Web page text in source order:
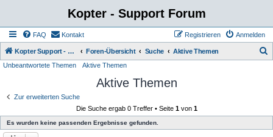
Kopter - Support Forum
FAQ Kontakt Anmelden
Registrieren
Kopter Support - von Anwendern für Anwender. Foren-Übersicht Suche Aktive Themen
Unbeantwortete Themen Aktive Themen
Aktive Themen
Zur erweiterten Suche
Die Suche ergab 0 Treffer • Seite 1von 1
Es wurden keine passenden Ergebnisse gefunden.